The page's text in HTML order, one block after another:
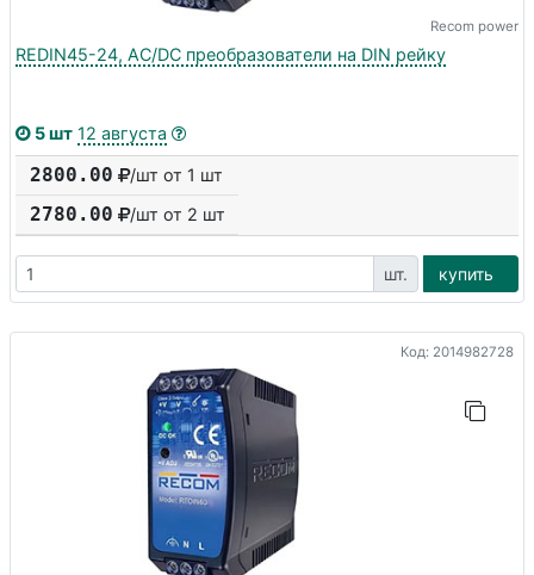
Recom power
REDIN45-24, AC/DC преобразователи на DIN рейку
5 шт 12 августа
2800.00 /шт от 1 шт
2780.00 /шт от 2 шт
шт. купить
Код: 2014982728